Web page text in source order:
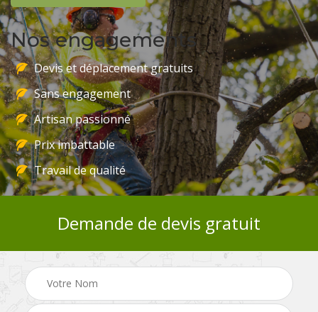
Nos engagements
Devis et déplacement gratuits
Sans engagement
Artisan passionné
Prix imbattable
Travail de qualité
Demande de devis gratuit